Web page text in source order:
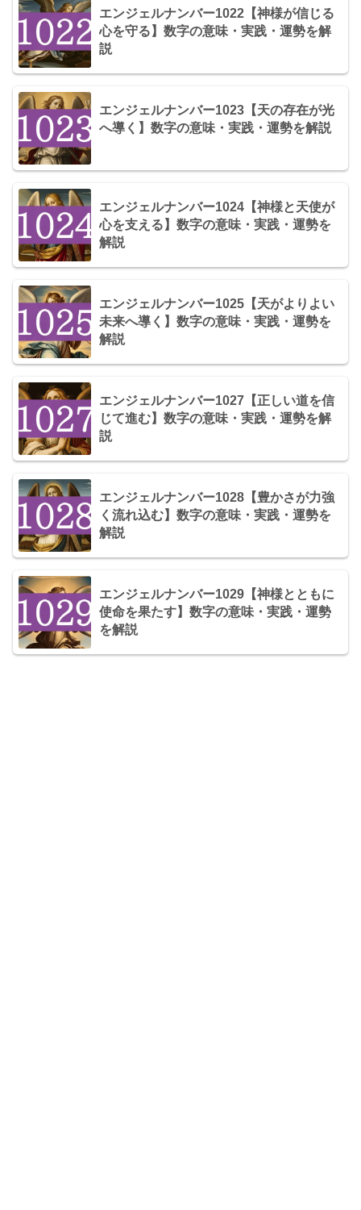
エンジェルナンバー1022【神様が信じる
心を守る】数字の意味・実践・運勢を解
説
エンジェルナンバー1023【天の存在が光
へ導く】数字の意味・実践・運勢を解説
エンジェルナンバー1024【神様と天使が
心を支える】数字の意味・実践・運勢を
解説
エンジェルナンバー1025【天がよりよい
未来へ導く】数字の意味・実践・運勢を
解説
エンジェルナンバー1027【正しい道を信
じて進む】数字の意味・実践・運勢を解
説
エンジェルナンバー1028【豊かさが力強
く流れ込む】数字の意味・実践・運勢を
解説
エンジェルナンバー1029【神様とともに
使命を果たす】数字の意味・実践・運勢
を解説